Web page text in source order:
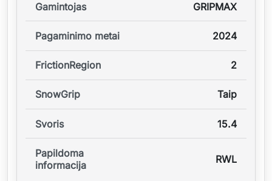
Gamintojas GRIPMAX
Pagaminimo metai 2024
FrictionRegion 2
SnowGrip Taip
Svoris 15.4
Papildoma
informacija
RWL